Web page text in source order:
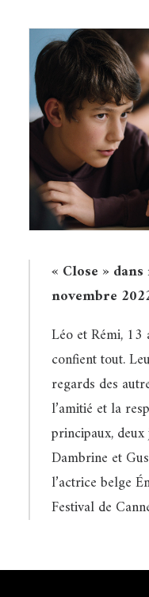
« Close »
novembre
Léo et Rémi, 13
confient tout.
regards des
l’amitié et la
principaux,
Dambrine et
l’actrice belge
Festival de